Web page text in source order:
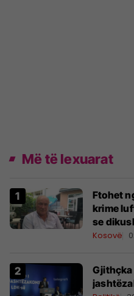
Më të lexuarat
Ftohet
krime
se
Kosovë
Gjithçka